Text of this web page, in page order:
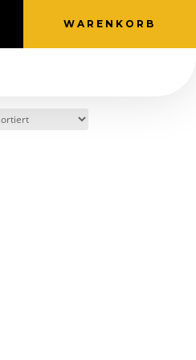
WARENKORB